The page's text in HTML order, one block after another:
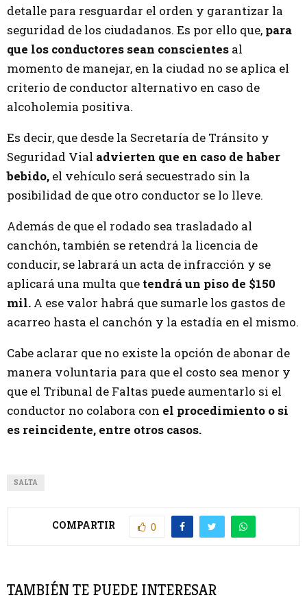
detalle para resguardar el orden y garantizar la
seguridad de los ciudadanos. Es por ello que, para
que los conductores sean conscientes al
momento de manejar, en la ciudad no se aplica el
criterio de conductor alternativo en caso de
alcoholemia positiva.
Es decir, que desde la Secretaría de Tránsito y
Seguridad Vial advierten que en caso de haber
bebido, el vehículo será secuestrado sin la
posibilidad de que otro conductor se lo lleve.
Además de que el rodado sea trasladado al
canchón, también se retendrá la licencia de
conducir, se labrará un acta de infracción y se
aplicará una multa que tendrá un piso de $150
mil. A ese valor habrá que sumarle los gastos de
acarreo hasta el canchón y la estadía en el mismo.
Cabe aclarar que no existe la opción de abonar de
manera voluntaria para que el costo sea menor y
que el Tribunal de Faltas puede aumentarlo si el
conductor no colabora con el procedimiento o si
es reincidente, entre otros casos.
SALTA
COMPARTIR 0
TAMBIÉN TE PUEDE INTERESAR